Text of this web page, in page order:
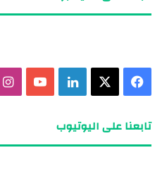
تابعنا على اليوتيوب